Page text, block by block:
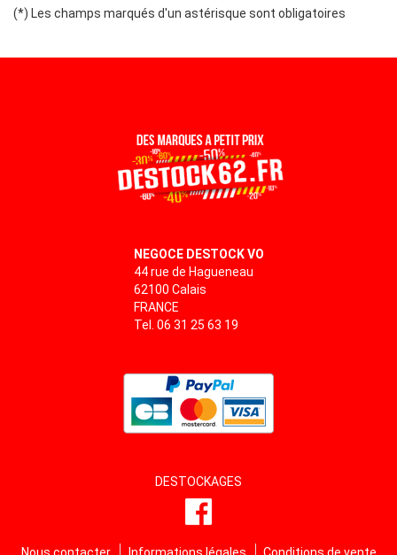
(*) Les champs marqués d'un astérisque sont obligatoires
NEGOCE DESTOCK VO
44 rue de Hagueneau
62100 Calais
FRANCE
Tel. 06 31 25 63 19
DESTOCKAGES